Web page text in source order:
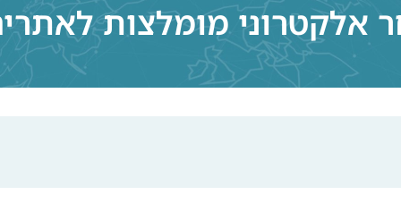
אלקטרוני מומלצות